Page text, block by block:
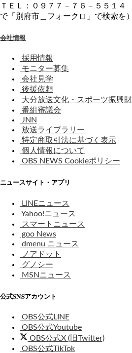
ＴＥＬ：０９７７－７６－５５１
で「別府市＿フォークロ」で検索を）
会社情報
採用情報
モニター募集
会社見学
後援依頼
大分放送文化・スポーツ振興財
番組審議会
JNN
放送ライブラリー
特定商取引法に基づく表示
個人情報について
OBS NEWS Cookieポリシー
ニュースサイト・アプリ
LINEニュース
Yahoo!ニュース
スマートニュース
goo News
dmenu ニュース
ノアドット
グノシー
MSNニュース
公式SNSアカウント
OBS公式LINE
OBS公式Youtube
OBS公式X (旧Twitter)
OBS公式TikTok